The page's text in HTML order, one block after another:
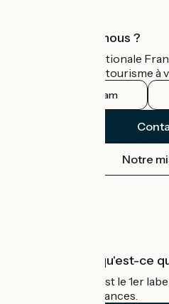
Qui sommes-nous ?
L'association nationale
guide officiel du tourisme à
Instagram
Notre
Accueil Vélo qu'est-ce
Accueil Vélo c'est le 1er
cyclistes en vacances.